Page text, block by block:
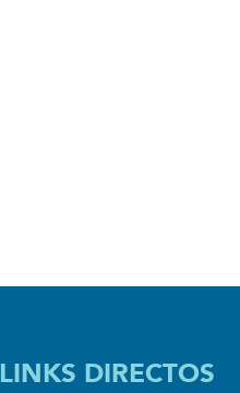
LINKS DIRECTOS